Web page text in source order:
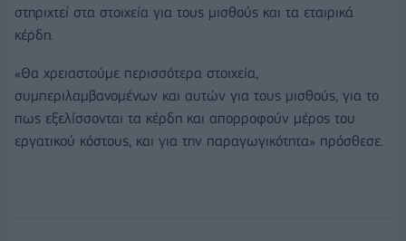
στηριχτεί στα στοιχεία για τους μισθούς και τα εταιρικά
κέρδη.
«Θα χρειαστούμε περισσότερα στοιχεία,
συμπεριλαμβανομένων και αυτών για τους μισθούς, για το
πως εξελίσσονται τα κέρδη και απορροφούν μέρος του
εργατικού κόστους, και για την παραγωγικότητα» πρόσθεσε.